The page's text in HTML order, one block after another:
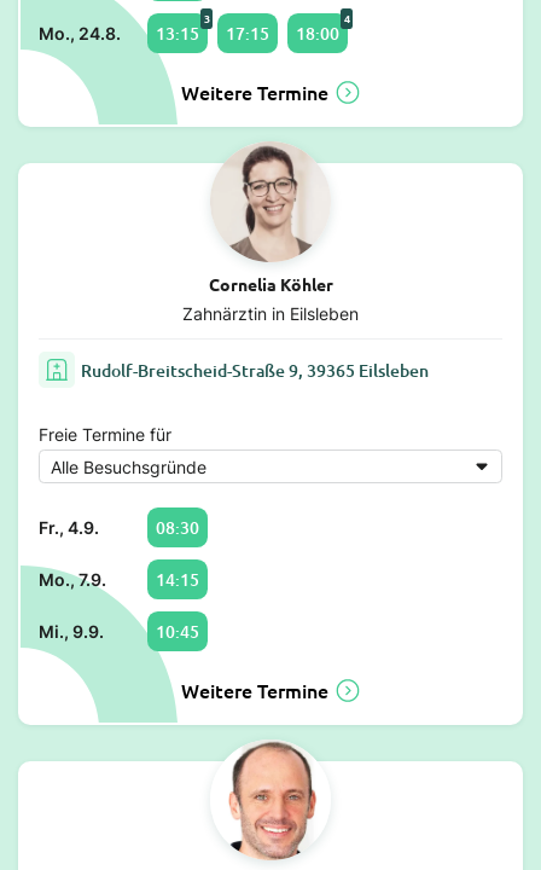
Mo., 24.8. 13:15
3
17:15 18:00
4
Weitere Termine
Cornelia Köhler
Zahnärztin in Eilsleben
Rudolf-Breitscheid-Straße 9, 39365 Eilsleben
Freie Termine für
Fr., 4.9. 08:30
Mo., 7.9. 14:15
Mi., 9.9. 10:45
Weitere Termine